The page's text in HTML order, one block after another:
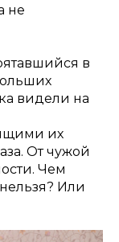
не
в
видели на
их
От чужой
Чем
Или